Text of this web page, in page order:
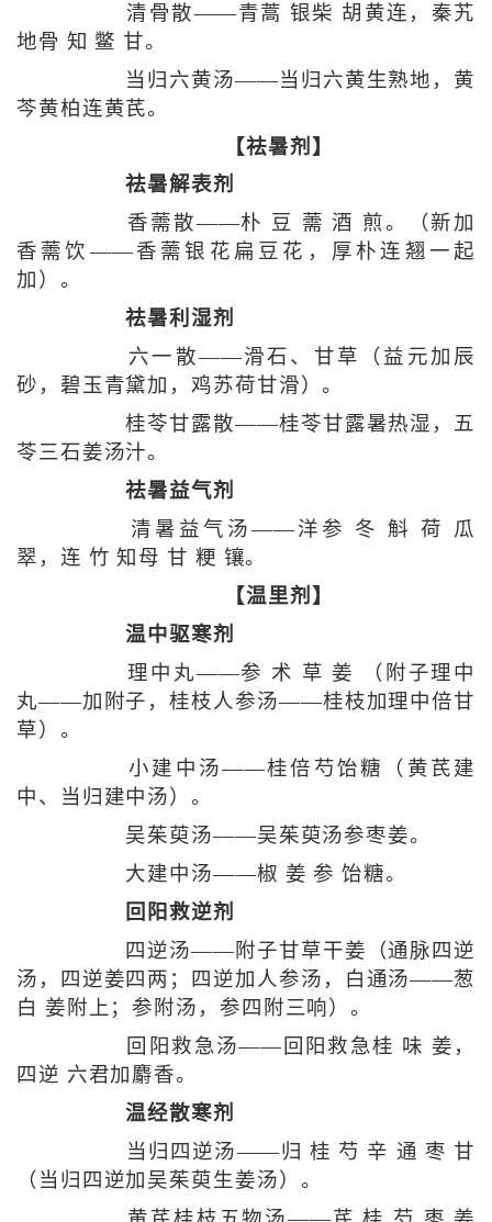
清骨散——青蒿 银柴 胡黄连，秦艽
地骨 知 鳖 甘。
当归六黄汤——当归六黄生熟地，黄
芩黄柏连黄芪。
【祛暑剂】
祛暑解表剂
香薷散——朴 豆 薷 酒 煎。（新加
香薷饮——香薷银花扁豆花，厚朴连翘一起
加）。
祛暑利湿剂
六一散——滑石、甘草（益元加辰
砂，碧玉青黛加，鸡苏荷甘滑）。
桂苓甘露散——桂苓甘露暑热湿，五
苓三石姜汤汁。
祛暑益气剂
清暑益气汤——洋参 冬 斛 荷 瓜
翠，连 竹 知母 甘 粳 镶。
【温里剂】
温中驱寒剂
理中丸——参 术 草 姜 （附子理中
丸——加附子，桂枝人参汤——桂枝加理中倍甘
草）。
小建中汤——桂倍芍饴糖（黄芪建
中、当归建中汤）。
吴茱萸汤——吴茱萸汤参枣姜。
大建中汤——椒 姜 参 饴糖。
回阳救逆剂
四逆汤——附子甘草干姜（通脉四逆
汤，四逆姜四两；四逆加人参汤，白通汤——葱
白 姜附上；参附汤，参四附三响）。
回阳救急汤——回阳救急桂 味 姜，
四逆 六君加麝香。
温经散寒剂
当归四逆汤——归 桂 芍 辛 通 枣 甘
（当归四逆加吴茱萸生姜汤）。